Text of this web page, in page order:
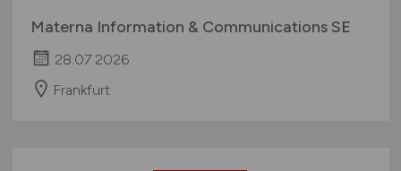
Materna Information & Communications SE
28.07.2026
Frankfurt